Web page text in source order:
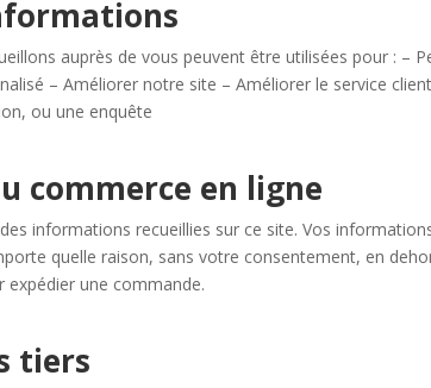
auprès de vous peuvent être utilisées pour : –
– Améliorer notre site – Améliorer le service
ou une enquête
commerce en ligne
informations recueillies sur ce site. Vos
quelle raison, sans votre consentement, en
une commande.
tiers